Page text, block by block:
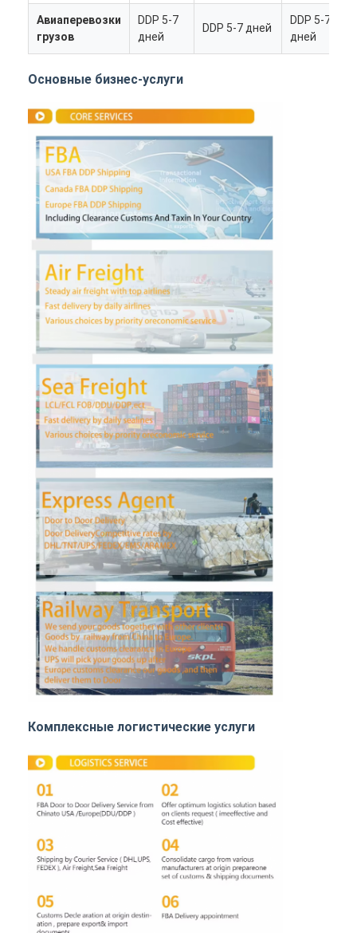
Главная страница
Продукция
Наша фабрика
контроль качества
контактные данные
Побеседуйте теперь
Международная перевозка передняя
Перевозимый самолетами груз передний
Морские перевозки
ДДП доставка из Китая
срочная доставка
ЖЕЛЕЗНОДОРОЖНЫЕ ПЕРЕВОЗКИ
Отправить на Amazon
Грузовые перевозки
Служба хранения
Авиаперевозки
грузов
DDP 5-7
дней
DDP 5-7 дней
DDP 5-7
дней
Основные бизнес-услуги
Комплексные логистические услуги